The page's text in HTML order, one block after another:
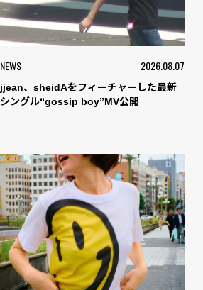
NEWS 2026.08.07
jjean、sheidAをフィーチャーした最新
シングル“gossip boy”MV公開